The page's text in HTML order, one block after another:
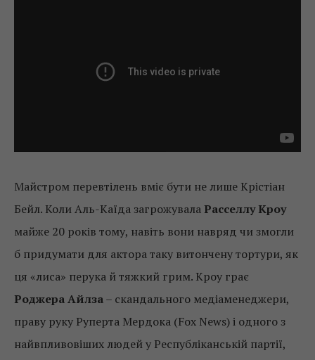
Майстром перевтілень вміє бути не лише Крістіан
Бейл. Коли Аль-Каїда загрожувала Расселлу Кроу
майже 20 років тому, навіть вони навряд чи змогли
б придумати для актора таку витончену тортури, як
ця «лиса» перука й тяжкий грим. Кроу грає
Роджера Айлза– скандального медіаменеджери,
праву руку Руперта Мердока (Fox News) і одного з
найвпливовіших людей у Республіканській партії,